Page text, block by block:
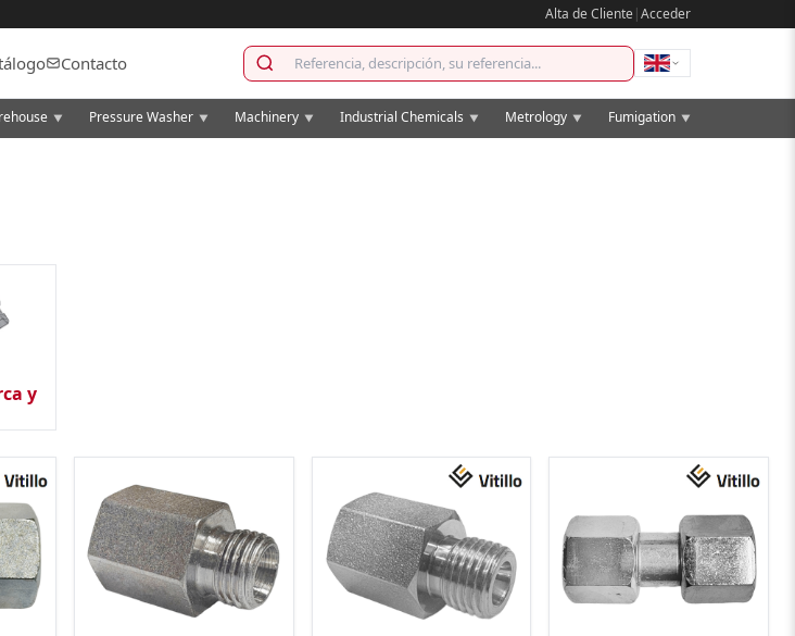
Alta de Cliente|Acceder
Contacto
▼ Pressure Washer ▼ Machinery ▼ Industrial Chemicals ▼ Metrology ▼ Fumigation ▼
y